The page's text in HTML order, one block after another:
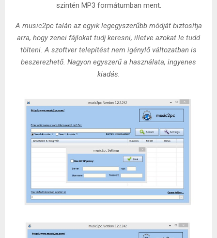
szintén MP3 formátumban ment.
A music2pc talán az egyik legegyszerűbb módját biztosítja
arra, hogy zenei fájlokat tudj keresni, illetve azokat le tudd
tölteni. A szoftver telepítést nem igénylő változatban is
beszerezhető. Nagyon egyszerű a használata, ingyenes
kiadás.